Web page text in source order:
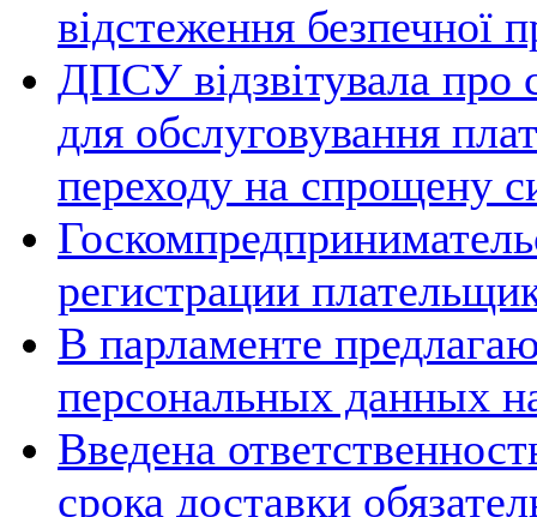
відстеження безпечної
ДПСУ відзвітувала про
для обслуговування
переходу на спрощену
регистрации
В парламенте
персональных данных
Введена
срока доставки